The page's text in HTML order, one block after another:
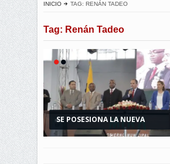
INICIO TAG: RENÁN TADEO
Tag: Renán Tadeo
SE POSESIONA LA NUEVA
ADMINISTRACIÓN MUNICIPAL...
RESULTADOS OFICIALES DE LAS
ELECCIONES 2019...